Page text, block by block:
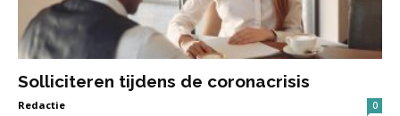
Solliciteren tijdens de coronacrisis
Redactie 0